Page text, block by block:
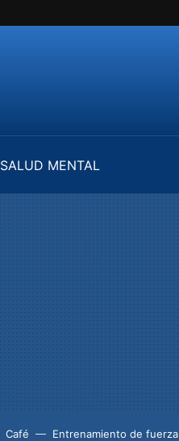
SALUD MENTAL
Café Entrenamiento de fuerza